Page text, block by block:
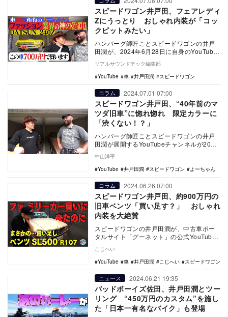
スピードワゴン井戸田、フェアレディ
Zにうっとり おしゃれ内装が「コッ
クピットみたい」
ハンバーグ師匠ことスピードワゴンの井戸
田潤が、2024年6月28日に自身のYouTube
チャンネルが更新。「日産 DATSUN（…
リアルサウンドテック編集部
YouTube
車 井戸田潤 スピードワゴン
コラム 2024.07.01 07:00
スピードワゴン井戸田、“40年前のマ
ツダ旧車”に惚れ惚れ 限定カラーに
「渋くない！？」
ハンバーグ師匠ことスピードワゴンの井戸
田潤が展開するYouTubeチャンネルが2024
年6月25日に更新。日本のファッション業
界…
中山洋平
YouTube
井戸田潤 スピードワゴン よーちゃん
コラム 2024.06.26 07:00
スピードワゴン井戸田、約900万円の
旧車ベンツ「買い足す？」 おしゃれ
内装を大絶賛
スピードワゴンの井戸田潤が、中古車ポー
タルサイト「グーネット」の公式YouTube
画「ファ…
こじへい
YouTube
車 井戸田潤 こじへい スピードワゴン
ニュース 2024.06.21 19:35
バッドボーイズ佐田、井戸田潤とツー
リング “450万円のカスタム”を施し
た「日本一有名なバイク」も登場